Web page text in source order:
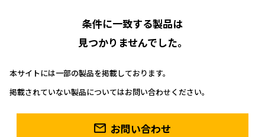
条件に一致する製品は
見つかりませんでした。
本サイトには一部の製品を掲載しております。
掲載されていない製品についてはお問い合わせください。
お問い合わせ